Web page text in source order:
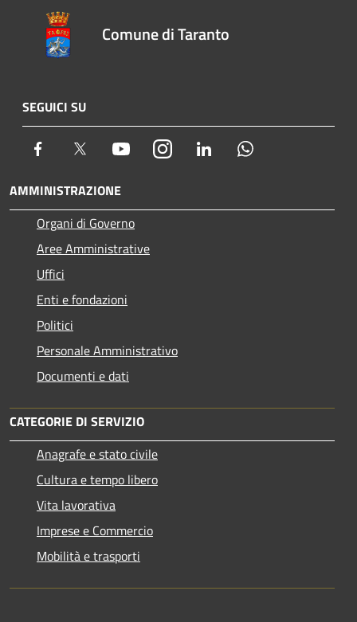
Comune di Taranto
SEGUICI SU
Facebook Twitter YoutubeInstagram LinkedIn
AMMINISTRAZIONE
Organi di Governo
Aree Amministrative
Uffici
Enti e fondazioni
Politici
Personale Amministrativo
Documenti e dati
CATEGORIE DI SERVIZIO
Anagrafe e stato civile
Cultura e tempo libero
Vita lavorativa
Imprese e Commercio
Mobilità e trasporti